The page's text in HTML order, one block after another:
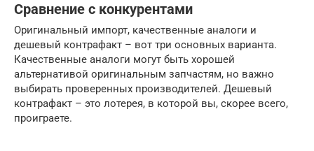
Сравнение с конкурентами
Оригинальный импорт, качественные аналоги и
дешевый контрафакт – вот три основных варианта.
Качественные аналоги могут быть хорошей
альтернативой оригинальным запчастям, но важно
выбирать проверенных производителей. Дешевый
контрафакт – это лотерея, в которой вы, скорее всего,
проиграете.